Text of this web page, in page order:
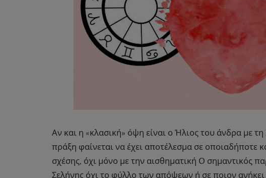
Αν και η «κλασική» όψη είναι ο Ήλιος του άνδρα με
πράξη φαίνεται να έχει αποτέλεσμα σε οποιαδήποτε
σχέσης, όχι μόνο με την αισθηματική Ο σημαντικός
Σελήνης όχι το φύλλο των απόψεων ή σε ποιον